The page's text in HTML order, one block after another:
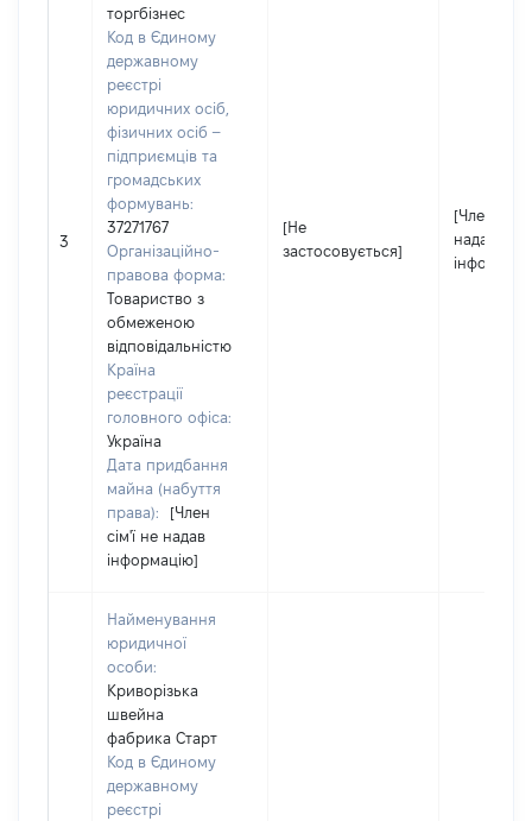
3
торгбізнес
Код в Єдиному
державному
реєстрі
юридичних осіб,
фізичних осіб –
підприємців та
громадських
формувань:
37271767
Організаційно-
правова форма:
Товариство з
обмеженою
відповідальністю
Країна
реєстрації
головного офіса:
Україна
Дата придбання
майна (набуття
права):
[Член
сім'ї не надав
інформацію]
[Не
застосовується]
[Член
надав
Найменування
юридичної
особи:
Криворізька
швейна
фабрика Старт
Код в Єдиному
державному
реєстрі